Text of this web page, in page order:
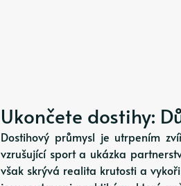
Ukončete dostihy:
Dostihový průmysl je utrpením
vzrušující sport a ukázka
však skrývá realita krutosti a